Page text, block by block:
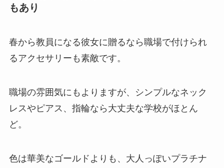
もあり
春から教員になる彼女に贈るなら職場で付けられ
るアクセサリーも素敵です。
職場の雰囲気にもよりますが、シンプルなネック
レスやピアス、指輪なら大丈夫な学校がほとん
ど。
色は華美なゴールドよりも、大人っぽいプラチナ